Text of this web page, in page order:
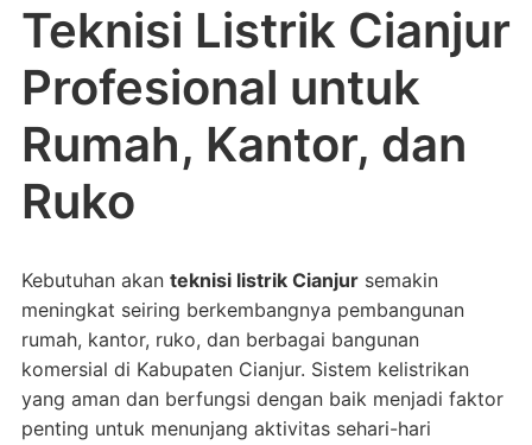
Teknisi Listrik Cianjur
Profesional untuk
Rumah, Kantor, dan
Ruko
Kebutuhan akan teknisi listrik Cianjursemakin
meningkat seiring berkembangnya pembangunan
rumah, kantor, ruko, dan berbagai bangunan
komersial di Kabupaten Cianjur. Sistem kelistrikan
yang aman dan berfungsi dengan baik menjadi faktor
penting untuk menunjang aktivitas sehari-hari